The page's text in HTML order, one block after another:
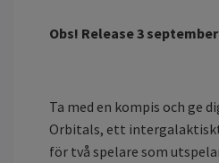
Obs! Release 3 september
Ta med en kompis och ge
Orbitals, ett
för två spelare som